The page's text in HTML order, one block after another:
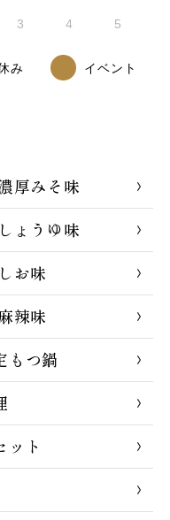
厚みそ味
ょうゆ味
お味
辣味
もつ鍋
ット
3 4 5
み イベント